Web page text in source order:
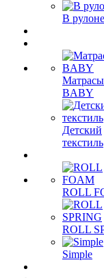
В рулоне
Матрасы
BABY
Детский
текстиль
ROLL
ROLL
Simple